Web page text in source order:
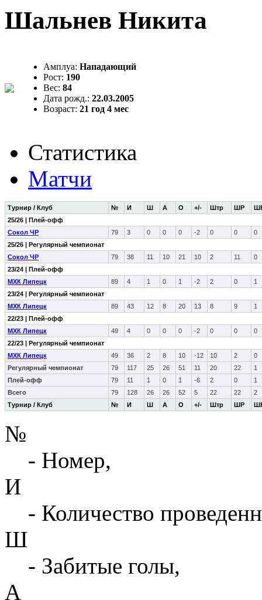
Шальнев Никита
Амплуа: Нападающий
Рост: 190
Вес: 84
Дата рожд.: 22.03.2005
Возраст: 21 год 4 мес
Статистика
Матчи
Турнир / Клуб № И Ш А О +/- Штр ШР
Турнир / Клуб № И Ш А О +/- Штр ШР
25/26 | Плей-офф
Сокол ЧР
79 3 0 0 0 -2 0 0
0
25/26 | Регулярный чемпионат
Сокол ЧР
79 38 11 10 21 10 2 11
0
23/24 | Плей-офф
МХК Липецк
89 4 1 0 1 -2 2 0
1
23/24 | Регулярный чемпионат
МХК Липецк
89 43 12 8 20 13 8 9
1
22/23 | Плей-офф
МХК Липецк
49 4 0 0 0 -2 0 0
0
22/23 | Регулярный чемпионат
МХК Липецк
49 36 2 8 10 -12 10 2
0
Регулярный чемпионат
79 117 25 26 51 11 20 22
1
Плей-офф
79 11 1 0 1 -6 2 0
1
Всего
79 128 26 26 52 5 22 22 2
№
- Номер,
И
- Количество
Ш
- Забитые голы,
А